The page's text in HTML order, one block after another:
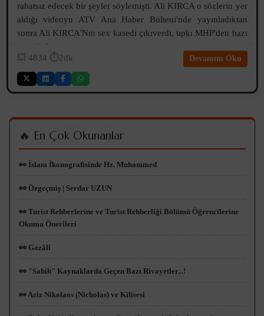
rahatsız edecek bir şeyler söylemişti. Ali KIRCA o sözlerin yer
aldığı videoyu ATV Ana Haber Bülteni'nde yayınladıktan
sonra Ali KIRCA'Nın sex kasedi çıkıverdi, tıpkı MHP'den bazı
yöneticile...
💥 4834 ⏱️2dk Devamını Oku
🔥 En Çok Okunanlar
👀 İslam İkonografisinde Hz. Muhammed
👀 Özgeçmiş | Serdar UZUN
👀 Turist Rehberlerine ve Turist Rehberliği Bölümü Öğrencilerine
Okuma Önerileri
👀 Gazâlî
👀 "Sahih" Kaynaklarda Geçen Bazı Rivayetler...!
👀 Aziz Nikolaos (Nicholas) ve Kilisesi